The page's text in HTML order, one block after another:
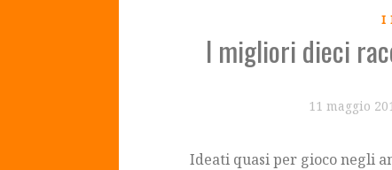
I
I migliori dieci
11 maggio
Ideati quasi per gioco negli